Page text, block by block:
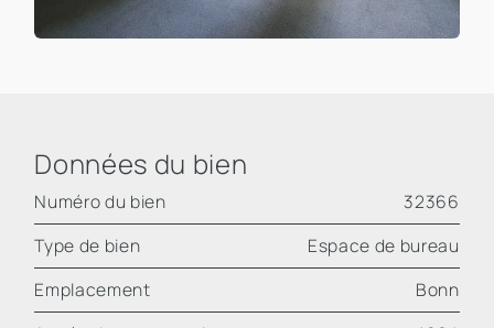
Données du bien
Numéro du bien
32366
Type de bien
Espace de bureau
Emplacement
Bonn